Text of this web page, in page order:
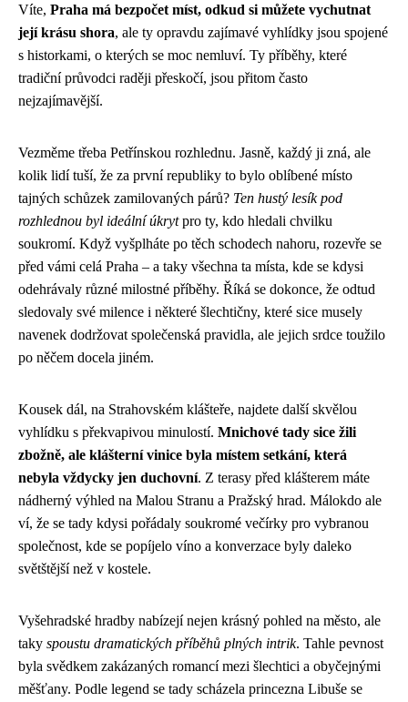
Víte, Praha má bezpočet míst, odkud si můžete vychutnat
její krásu shora, ale ty opravdu zajímavé vyhlídky jsou spojené
s historkami, o kterých se moc nemluví. Ty příběhy, které
tradiční průvodci raději přeskočí, jsou přitom často
nejzajímavější.
Vezměme třeba Petřínskou rozhlednu. Jasně, každý ji zná, ale
kolik lidí tuší, že za první republiky to bylo oblíbené místo
tajných schůzek zamilovaných párů? Ten hustý lesík pod
rozhlednou byl ideální úkrytpro ty, kdo hledali chvilku
soukromí. Když vyšplháte po těch schodech nahoru, rozevře se
před vámi celá Praha – a taky všechna ta místa, kde se kdysi
odehrávaly různé milostné příběhy. Říká se dokonce, že odtud
sledovaly své milence i některé šlechtičny, které sice musely
navenek dodržovat společenská pravidla, ale jejich srdce toužilo
po něčem docela jiném.
Kousek dál, na Strahovském klášteře, najdete další skvělou
vyhlídku s překvapivou minulostí. Mnichové tady sice žili
zbožně, ale klášterní vinice byla místem setkání, která
nebyla vždycky jen duchovní. Z terasy před klášterem máte
nádherný výhled na Malou Stranu a Pražský hrad. Málokdo ale
ví, že se tady kdysi pořádaly soukromé večírky pro vybranou
společnost, kde se popíjelo víno a konverzace byly daleko
světštější než v kostele.
Vyšehradské hradby nabízejí nejen krásný pohled na město, ale
taky spoustu dramatických příběhů plných intrik. Tahle pevnost
byla svědkem zakázaných romancí mezi šlechtici a obyčejnými
měšťany. Podle legend se tady scházela princezna Libuše se